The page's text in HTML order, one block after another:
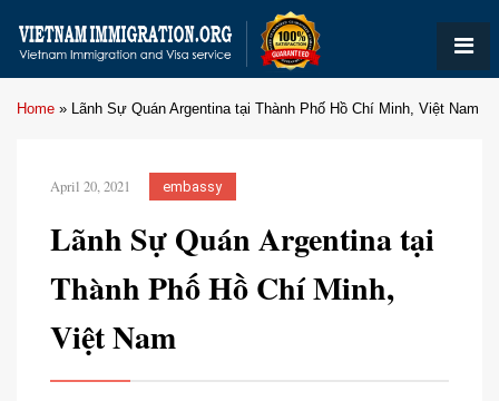
Home » Lãnh Sự Quán Argentina tại Thành Phố Hồ Chí Minh, Việt Nam
April 20, 2021 embassy
Lãnh Sự Quán Argentina tại
Thành Phố Hồ Chí Minh,
Việt Nam